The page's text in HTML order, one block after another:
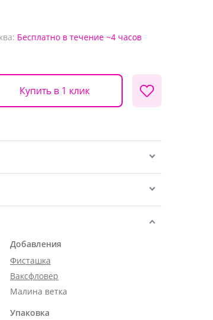
Бесплатно в течение ~4 часов
Купить в 1 клик
Добавления
Фисташка
Ваксфловер
Малина ветка
Упаковка